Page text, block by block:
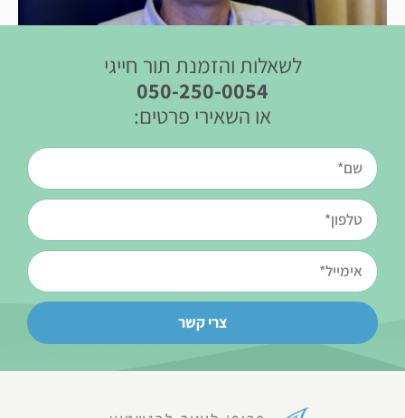
לשאלות והזמנת תור חייגי
050-250-0054
או השאירי פרטים:
צרי קשר